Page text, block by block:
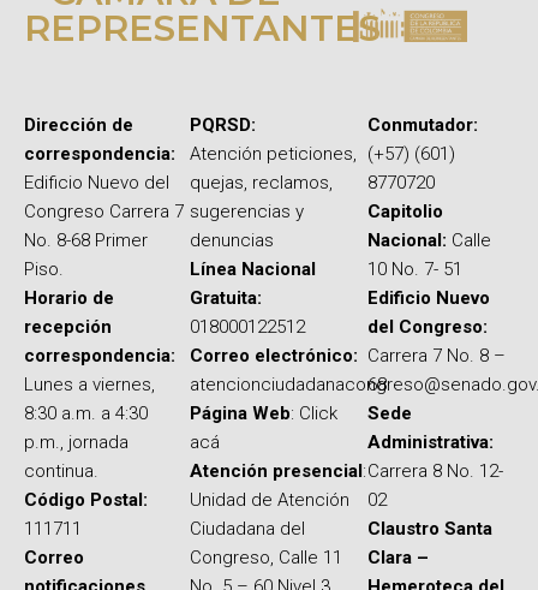
REPRESENTANTES
Dirección de
correspondencia:
Edificio Nuevo del
Congreso Carrera 7
No. 8-68 Primer
Piso.
Horario de
recepción
correspondencia:
Lunes a viernes,
8:30 a.m. a 4:30
p.m., jornada
continua.
Código Postal:
111711
Correo
PQRSD:
Atención peticiones,
quejas, reclamos,
sugerencias y
denuncias
Línea Nacional
Gratuita:
018000122512
Correo electrónico:
Página Web: Click
acá
Atención presencial:
Unidad de Atención
Ciudadana del
Congreso, Calle 11
Conmutador:
(+57) (601)
8770720
Capitolio
Nacional: Calle
10 No. 7- 51
Edificio Nuevo
del Congreso:
Carrera 7 No. 8 –
68
Sede
Administrativa:
Carrera 8 No. 12-
02
Claustro Santa
Clara –